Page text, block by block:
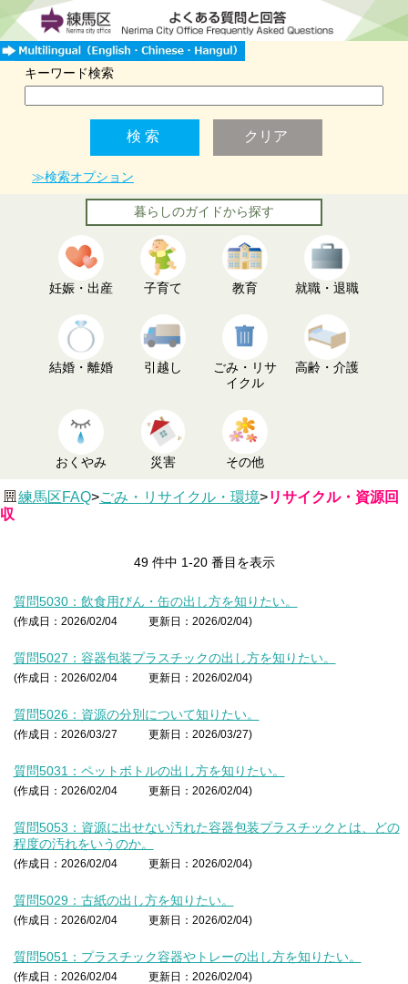
キーワード検索
≫検索オプション
暮らしのガイドから探す
妊娠・出産 子育て 教育 就職・退職
結婚・離婚 引越し
ごみ・リサ
イクル
高齢・介護
おくやみ 災害 その他
練馬区FAQ>ごみ・リサイクル・環境>リサイクル・資源回
収
49 件中 1-20 番目を表示
質問5030：飲食用びん・缶の出し方を知りたい。
(作成日：2026/02/04 更新日：2026/02/04)
質問5027：容器包装プラスチックの出し方を知りたい。
(作成日：2026/02/04 更新日：2026/02/04)
質問5026：資源の分別について知りたい。
(作成日：2026/03/27 更新日：2026/03/27)
質問5031：ペットボトルの出し方を知りたい。
(作成日：2026/02/04 更新日：2026/02/04)
質問5053：資源に出せない汚れた容器包装プラスチックとは、どの
程度の汚れをいうのか。
(作成日：2026/02/04 更新日：2026/02/04)
質問5029：古紙の出し方を知りたい。
(作成日：2026/02/04 更新日：2026/02/04)
質問5051：プラスチック容器やトレーの出し方を知りたい。
(作成日：2026/02/04 更新日：2026/02/04)